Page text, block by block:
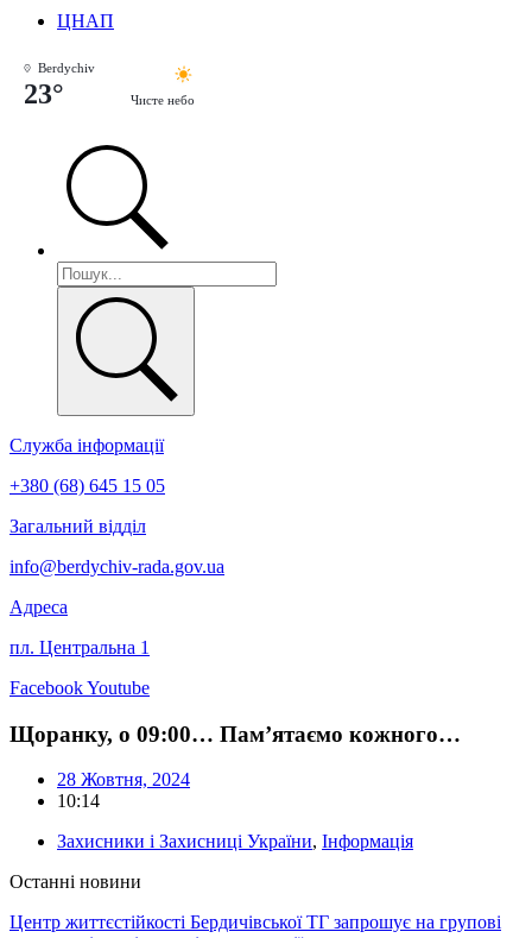
ЦНАП
Berdychiv
23° Чисте небо
Служба інформації
+380 (68) 645 15 05
Загальний відділ
info@berdychiv-rada.gov.ua
Адреса
пл. Центральна 1
FacebookYoutube
Щоранку, о 09:00… Пам’ятаємо кожного…
28 Жовтня, 2024
10:14
Захисники і Захисниці України, Інформація
Останні новини
Центр життєстійкості Бердичівської ТГ запрошує на групові